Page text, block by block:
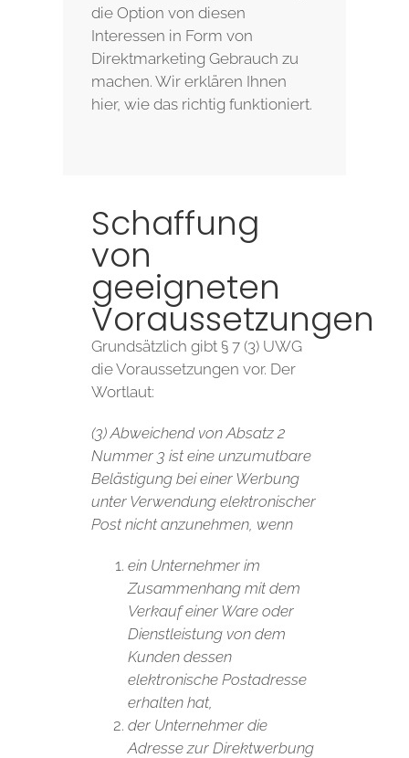
die Option von diesen
Interessen in Form von
Direktmarketing Gebrauch zu
machen. Wir erklären Ihnen
hier, wie das richtig funktioniert.
Schaffung
von
geeigneten
Voraussetzungen
Grundsätzlich gibt § 7 (3) UWG
die Voraussetzungen vor. Der
Wortlaut:
(3) Abweichend von Absatz 2
Nummer 3 ist eine unzumutbare
Belästigung bei einer Werbung
unter Verwendung elektronischer
Post nicht anzunehmen, wenn
ein Unternehmer im
Zusammenhang mit dem
Verkauf einer Ware oder
Dienstleistung von dem
Kunden dessen
elektronische Postadresse
erhalten hat,
der Unternehmer die
Adresse zur Direktwerbung